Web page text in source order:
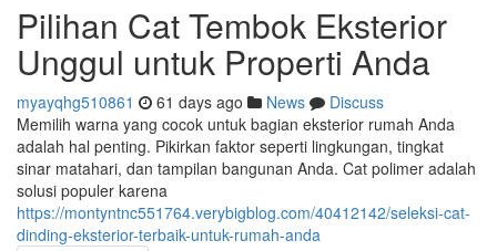
Pilihan Cat Tembok Eksterior
Unggul untuk Properti Anda
myayqhg510861 61 days ago News
Discuss
Memilih warna yang cocok untuk bagian eksterior rumah Anda
adalah hal penting. Pikirkan faktor seperti lingkungan, tingkat
sinar matahari, dan tampilan bangunan Anda. Cat polimer adalah
solusi populer karena
https://montyntnc551764.verybigblog.com/40412142/seleksi-cat-
dinding-eksterior-terbaik-untuk-rumah-anda